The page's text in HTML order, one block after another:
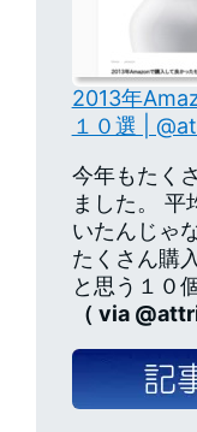
2013年
１０選 |
今年もたく
ました。 平
いたんじゃ
たくさん購
と思う１０
（ via